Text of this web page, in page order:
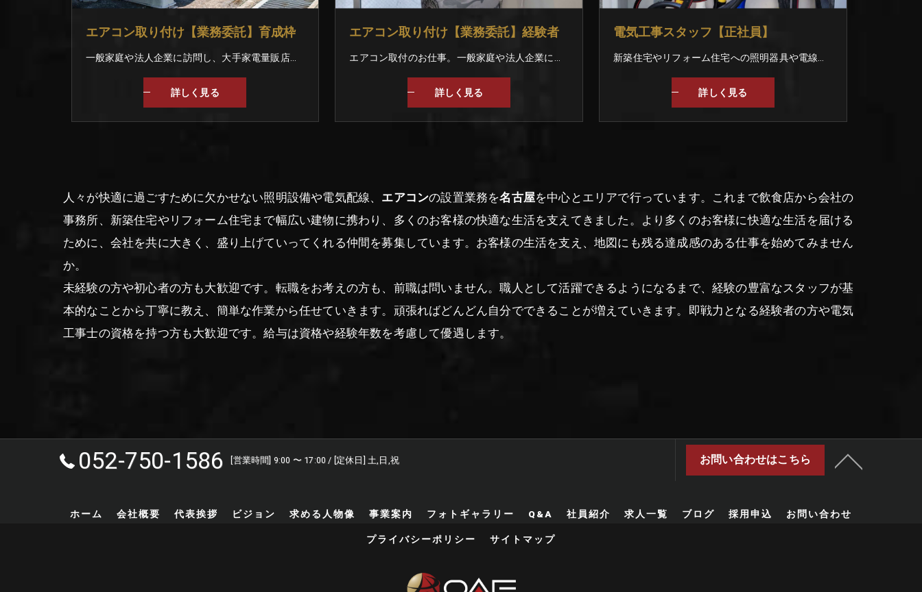
エアコン取り付け【業務委託】育成枠
一般家庭や法人企業に訪問し、大手家電量販店のエアコン取付のお仕事。 まずは、商品を運んだり、部品を渡すなどの作業です。 入社時のレベルに合わせて丁寧に教えていきます。 もし分からない事があれば周りの仲間がフォローしますよ！ 【未経験でも安心のスタートを】 今はなにもわからなくても大丈夫｡ 入社後はベテランスタッフと一緒に作業を行いが丁寧に教えていきます｡ 一般家庭や企業に訪問して取り付けをおこなうので、不備やミスがあってはいけません｡ 自信を持って作業できるようになるまでしっかりと指導していきますので、安心してくださいね｡
詳しく見る
エアコン取り付け【業務委託】経験者
詳しく見る
電気工事スタッフ【正社員】
詳しく見る
人々が快適に過ごすために欠かせない照明設備や電気配線、 エアコンの設置業務を名古屋を中心とエリアで行っています。これまで飲食店から会社の
事務所、新築住宅やリフォーム住宅まで幅広い建物に携わり、多くのお客様の快適な生活を支えてきました。より多くのお客様に快適な生活を届ける
ために、会社を共に大きく、盛り上げていってくれる仲間を募集しています。お客様の生活を支え、地図にも残る達成感のある仕事を始めてみません
か。
未経験の方や初心者の方も大歓迎です。転職をお考えの方も、前職は問いません。職人として活躍できるようになるまで、経験の豊富なスタッフが基
本的なことから丁寧に教え、簡単な作業から任せていきます。頑張ればどんどん自分でできることが増えていきます。即戦力となる経験者の方や電気
工事士の資格を持つ方も大歓迎です。給与は資格や経験年数を考慮して優遇します。
052-750-1586 [営業時間] 9:00 〜 17:00 / [定休日] 土,日,祝 お問い合わせはこちら
ホーム 会社概要 代表挨拶 ビジョン 求める人物像 事業案内 フォトギャラリー Q&A 社員紹介 求人一覧 ブログ 採用申込 お問い合わせ
プライバシーポリシー サイトマップ